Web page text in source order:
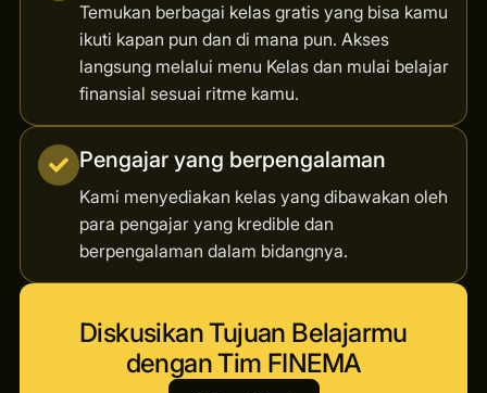
Diskusikan Tujuan Belajarmu
dengan Tim FINEMA
Temukan berbagai kelas gratis yang bisa kamu
ikuti kapan pun dan di mana pun. Akses
langsung melalui menu Kelas dan mulai belajar
finansial sesuai ritme kamu.
Pengajar yang berpengalaman
Kami menyediakan kelas yang dibawakan oleh
para pengajar yang kredible dan
berpengalaman dalam bidangnya.